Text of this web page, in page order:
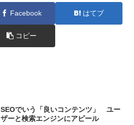
Facebook はてブ
コピー
SEOでいう「良いコンテンツ」 ユー
ザーと検索エンジンにアピール